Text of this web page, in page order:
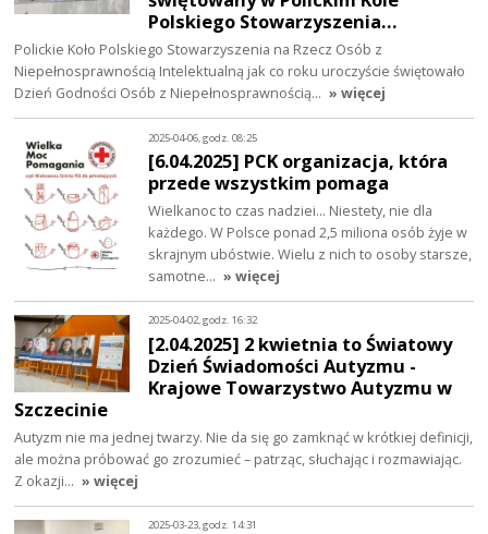
Polskiego Stowarzyszenia…
Polickie Koło Polskiego Stowarzyszenia na Rzecz Osób z
Niepełnosprawnością Intelektualną jak co roku uroczyście świętowało
Dzień Godności Osób z Niepełnosprawnością… » więcej
2025-04-06, godz. 08:25
[6.04.2025] PCK organizacja, która
przede wszystkim pomaga
Wielkanoc to czas nadziei… Niestety, nie dla
każdego. W Polsce ponad 2,5 miliona osób żyje w
skrajnym ubóstwie. Wielu z nich to osoby starsze,
samotne… » więcej
2025-04-02, godz. 16:32
[2.04.2025] 2 kwietnia to Światowy
Dzień Świadomości Autyzmu -
Krajowe Towarzystwo Autyzmu w
Szczecinie
Autyzm nie ma jednej twarzy. Nie da się go zamknąć w krótkiej definicji,
ale można próbować go zrozumieć – patrząc, słuchając i rozmawiając.
Z okazji… » więcej
2025-03-23, godz. 14:31